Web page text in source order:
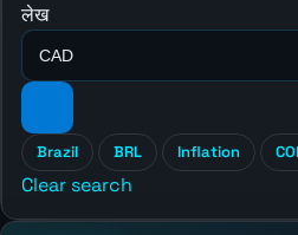
लेख
Brazil BRL Inflation
Clear search